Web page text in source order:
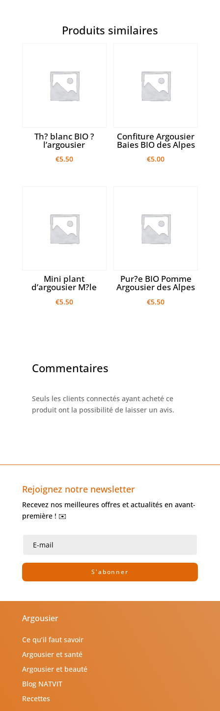
Produits similaires
Th? blanc BIO ?
l’argousier
€5.50
Confiture Argousier
Baies BIO des Alpes
€5.00
Mini plant
d’argousier M?le
€5.50
Pur?e BIO Pomme
Argousier des Alpes
€5.50
Commentaires
Seuls les clients connectés ayant acheté ce
produit ont la possibilité de laisser un avis.
Rejoignez notre newsletter
Recevez nos meilleures offres et actualités en avant-
première ! ✉️
S'abonner
Argousier
Ce qu’il faut savoir
Argousier et santé
Argousier et beauté
Blog NATVIT
Recettes